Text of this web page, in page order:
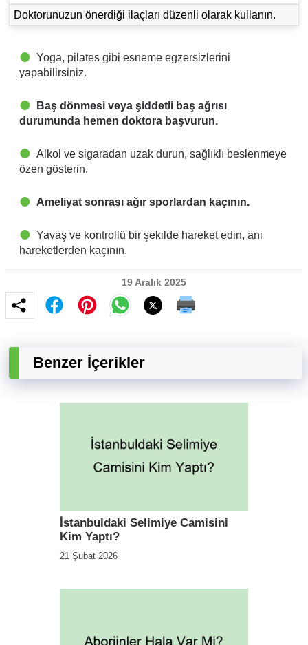
Doktorunuzun önerdiği ilaçları düzenli olarak kullanın.
Yoga, pilates gibi esneme egzersizlerini
yapabilirsiniz.
Baş dönmesi veya şiddetli baş ağrısı
durumunda hemen doktora başvurun.
Alkol ve sigaradan uzak durun, sağlıklı beslenmeye
özen gösterin.
Ameliyat sonrası ağır sporlardan kaçının.
Yavaş ve kontrollü bir şekilde hareket edin, ani
hareketlerden kaçının.
19 Aralık 2025
Benzer İçerikler
İstanbuldaki Selimiye Camisini
Kim Yaptı?
21 Şubat 2026